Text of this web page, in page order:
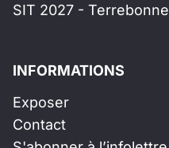
SIT 2027 - Terrebonne
INFORMATIONS
Exposer
Contact